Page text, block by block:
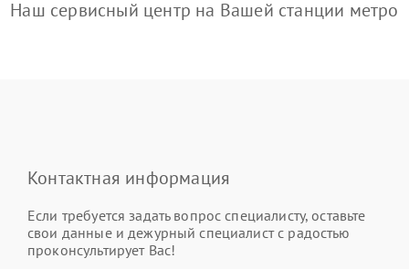
Наш сервисный центр на Вашей станции метро
Контактная информация
Если требуется задать вопрос специалисту, оставьте
свои данные и дежурный специалист с радостью
проконсультирует Вас!